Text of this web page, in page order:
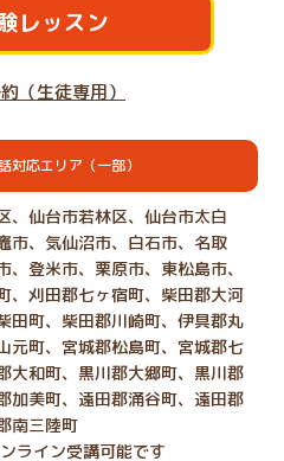
レッスン
（生徒専用）
対応エリア（一部）
、仙台市若林区、仙台市太白
市、気仙沼市、白石市、名取
登米市、栗原市、東松島市、
、刈田郡七ヶ宿町、柴田郡大河
田町、柴田郡川崎町、伊具郡丸
元町、宮城郡松島町、宮城郡七
大和町、黒川郡大郷町、黒川郡
加美町、遠田郡涌谷町、遠田郡
南三陸町
ライン受講可能です